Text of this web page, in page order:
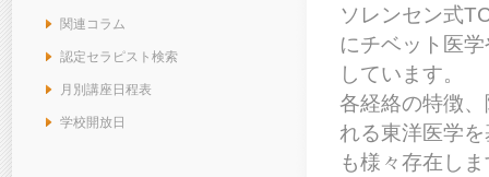
ソレンセン式
にチベット医
しています。
各経絡の特徴
れる東洋医学
も様々存在し
関連コラム
認定セラピスト検索
月別講座日程表
学校開放日